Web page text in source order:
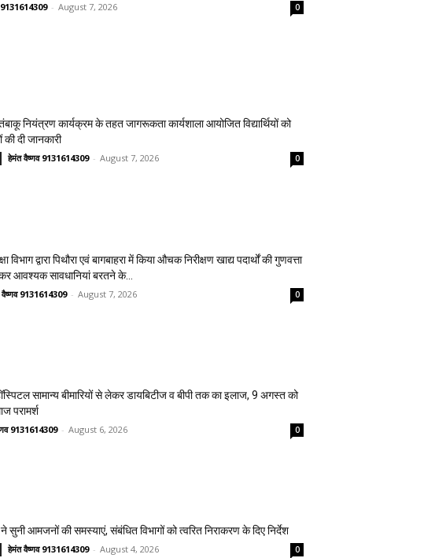
- August 7, 2026 0
नियंत्रण कार्यक्रम के तहत जागरूकता कार्यशाला आयोजित विद्यार्थियों को
की दी जानकारी
हेमंत वैष्णव 9131614309 - August 7, 2026 0
विभाग द्वारा पिथौरा एवं बागबाहरा में किया औचक निरीक्षण खाद्य पदार्थों की गुणवत्ता
आवश्यक सावधानियां बरतने के...
9131614309 - August 7, 2026 0
सामान्य बीमारियों से लेकर डायबिटीज व बीपी तक का इलाज, 9 अगस्त को
परामर्श
9131614309 - August 6, 2026 0
आमजनों की समस्याएं, संबंधित विभागों को त्वरित निराकरण के दिए निर्देश
हेमंत वैष्णव 9131614309 - August 4, 2026 0